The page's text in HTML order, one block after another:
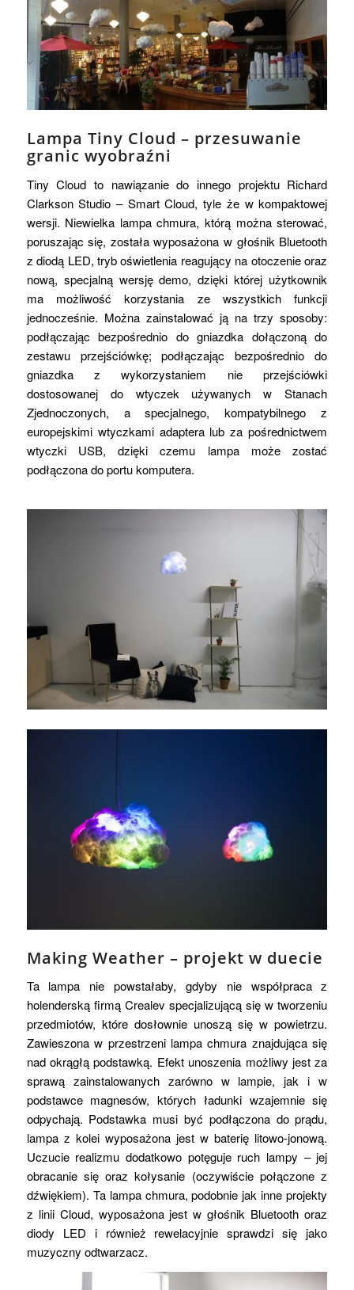
Lampa Tiny Cloud – przesuwanie
granic wyobraźni
Tiny Cloud to nawiązanie do innego projektu Richard
Clarkson Studio – Smart Cloud, tyle że w kompaktowej
wersji. Niewielka lampa chmura, którą można sterować,
poruszając się, została wyposażona w głośnik Bluetooth
z diodą LED, tryb oświetlenia reagujący na otoczenie oraz
nową, specjalną wersję demo, dzięki której użytkownik
ma możliwość korzystania ze wszystkich funkcji
jednocześnie. Można zainstalować ją na trzy sposoby:
podłączając bezpośrednio do gniazdka dołączoną do
zestawu przejściówkę; podłączając bezpośrednio do
gniazdka z wykorzystaniem nie przejściówki
dostosowanej do wtyczek używanych w Stanach
Zjednoczonych, a specjalnego, kompatybilnego z
europejskimi wtyczkami adaptera lub za pośrednictwem
wtyczki USB, dzięki czemu lampa może zostać
podłączona do portu komputera.
Making Weather – projekt w duecie
Ta lampa nie powstałaby, gdyby nie współpraca z
holenderską firmą Crealev specjalizującą się w tworzeniu
przedmiotów, które dosłownie unoszą się w powietrzu.
Zawieszona w przestrzeni lampa chmura znajdująca się
nad okrągłą podstawką. Efekt unoszenia możliwy jest za
sprawą zainstalowanych zarówno w lampie, jak i w
podstawce magnesów, których ładunki wzajemnie się
odpychają. Podstawka musi być podłączona do prądu,
lampa z kolei wyposażona jest w baterię litowo-jonową.
Uczucie realizmu dodatkowo potęguje ruch lampy – jej
obracanie się oraz kołysanie (oczywiście połączone z
dźwiękiem). Ta lampa chmura, podobnie jak inne projekty
z linii Cloud, wyposażona jest w głośnik Bluetooth oraz
diody LED i również rewelacyjnie sprawdzi się jako
muzyczny odtwarzacz.